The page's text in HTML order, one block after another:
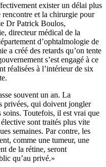
exister un délai plus
et la chirurgie pour
Dr Patrick Boulos,
directeur médical de la
d’ophtalmologie de
a créé des retards qu’on tente
s’est engagé à ce
réalisées à l’intérieur de six
souvent un an. La
privées, qui doivent jongler
soins. Toutefois, il est vrai que
sont traités plus vite
semaines. Par contre, les
comme une tumeur, une
de la rétine, seront
qu’au privé.»